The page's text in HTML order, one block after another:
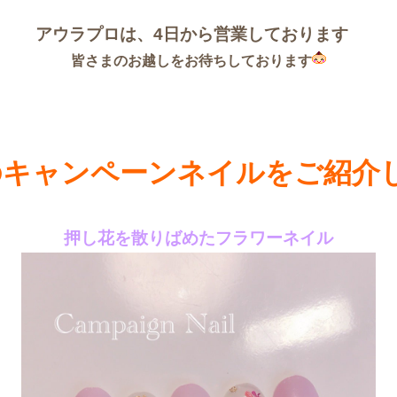
アウラプロは、4日から営業しております
皆さまのお越しをお待ちしております
ャンペーンネイルをご紹介
押し花を散りばめたフラワーネイル